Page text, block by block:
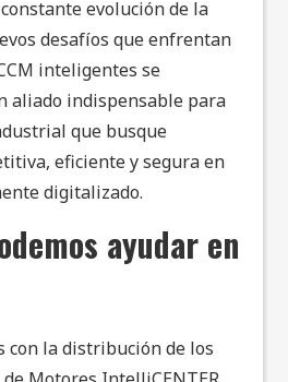
evolución de la
desafíos que enfrentan
inteligentes se
aliado indispensable para
que busque
eficiente y segura en
digitalizado.
ayudar en
con la distribución de los